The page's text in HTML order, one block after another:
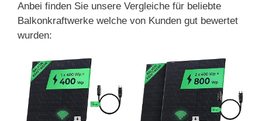
Anbei finden Sie unsere Vergleiche für beliebte
Balkonkraftwerke welche von Kunden gut bewertet
wurden: